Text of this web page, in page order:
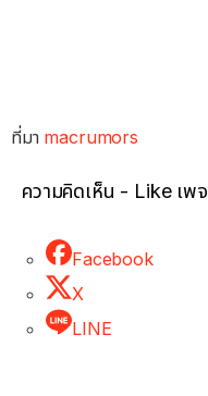
ที่มา macrumors
ความคิดเห็น - Like เ
Facebook
X
LINE